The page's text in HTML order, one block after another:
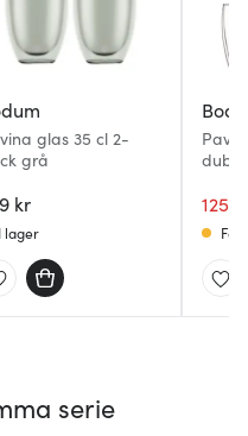
glas 35 cl 2-
grå
kr
I lager
1258
Få
serie